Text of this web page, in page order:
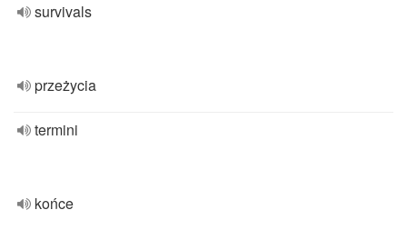
survivals
przeżycia
termini
końce